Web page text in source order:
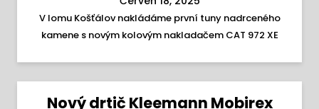
V lomu Košťálov nakládáme první tuny nadrceného
kamene s novým kolovým nakladačem CAT 972 XE
Nový drtič Kleemann Mobirex